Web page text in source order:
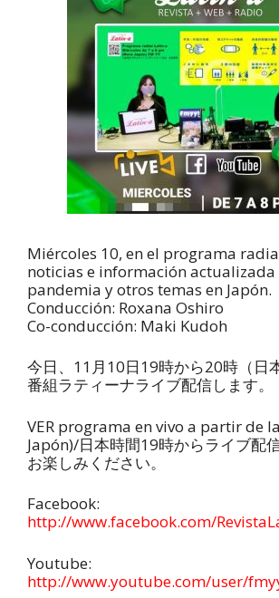
Miércoles 10, en el programa
noticias e información actualizada
pandemia y otros temas en Japón.
Conducción: Roxana Oshiro
Co-conducción: Maki Kudoh
今日、11月10日19時から20時（日
番組ラティーナライブ配信します。
VER programa en vivo a partir de
Japón)/日本時間19時からライブ配
お楽しみください。
Facebook:
http://www.facebook.com/
Youtube:
http://www.youtube.com/user/